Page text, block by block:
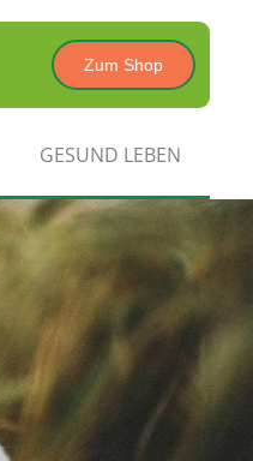
Zum Shop
GESUND LEBEN